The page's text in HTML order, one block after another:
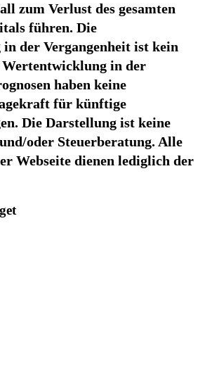
zum Verlust des gesamten
führen. Die
der Vergangenheit ist kein
in der
haben keine
für künftige
Die Darstellung ist keine
oder Steuerberatung. Alle
Webseite dienen lediglich der